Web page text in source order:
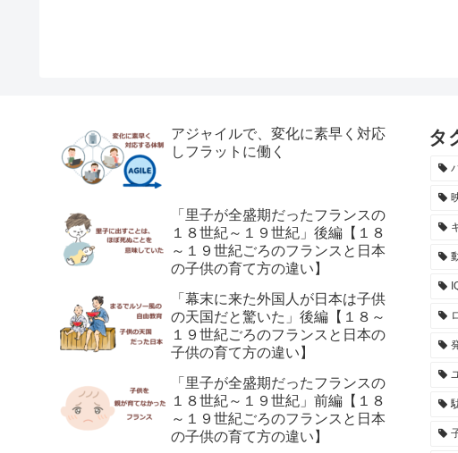
アジャイルで、変化に素早く対応
しフラットに働く
「里子が全盛期だったフランスの
１８世紀～１９世紀」後編【１８
～１９世紀ごろのフランスと日本
の子供の育て方の違い】
「幕末に来た外国人が日本は子供
の天国だと驚いた」後編【１８～
１９世紀ごろのフランスと日本の
子供の育て方の違い】
「里子が全盛期だったフランスの
１８世紀～１９世紀」前編【１８
～１９世紀ごろのフランスと日本
の子供の育て方の違い】
タ